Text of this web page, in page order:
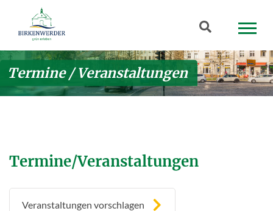
Zum Hauptinhalt springen
Suchbegriff
Termine / Veranstaltungen
Termine/Veranstaltungen
Veranstaltungen vorschlagen